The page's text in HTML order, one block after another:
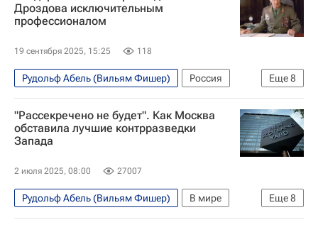
Служба внешней разведки Российской Федерации (СВР России)
Общество
Дроздова исключительным
профессионалом
19 сентября 2025, 15:25 118
Еще8
Рудольф Абель (Вильям Фишер)
Россия
СССР
США
Юрий Дроздов
Геворк Вартанян
Служба внешней разведки Российской Федерации (СВР России)
Молодая гвардия
"Рассекречено не будет". Как Москва
обставила лучшие контрразведки
Запада
2 июля 2025, 08:00 27007
Еще8
Рудольф Абель (Вильям Фишер)
В мире
Конон Молодый
Фрэнсис Пауэрс
Москва